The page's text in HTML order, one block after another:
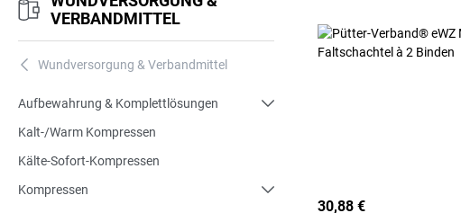
VERBANDMITTEL
A Wundversorgung & Verbandmittel
Aufbewahrung & Komplettlösungen
Kalt-/Warm Kompressen
Kälte-Sofort-Kompressen
Kompressen
30,88 €